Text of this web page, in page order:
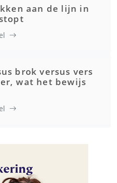
aan de lijn in
brok versus vers
wat het bewijs